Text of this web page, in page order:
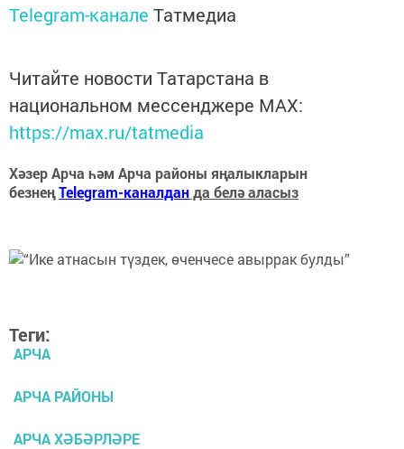
Telegram-канале Татмедиа
Читайте новости Татарстана в
национальном мессенджере MАХ:
https://max.ru/tatmedia
Хәзер Арча һәм Арча районы яңалыкларын
безнеңTelegram-каналданда белә аласыз
Теги:
АРЧА
АРЧА РАЙОНЫ
АРЧА ХӘБӘРЛӘРЕ